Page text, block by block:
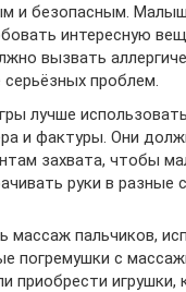
и безопасным.
интересную
вызвать
серьёзных проблем.
лучше
и фактуры. Они
захвата, чтобы
руки в разные
массаж пальчиков,
погремушки с
приобрести игрушки,